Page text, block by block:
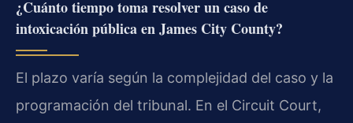
¿Cuánto tiempo toma resolver un caso de
intoxicación pública en James City County?
El plazo varía según la complejidad del caso y la
programación del tribunal. En el Circuit Court,